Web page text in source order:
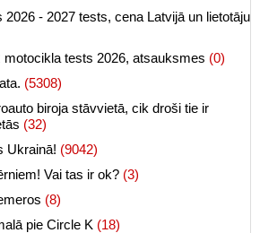
2026 - 2027 tests, cena Latvijā un lietotāju
motocikla tests 2026, atsauksmes (0)
(5308)
biroja stāvvietā, cik droši tie ir
(32)
Ukrainā! (9042)
Vai tas ir ok? (3)
(8)
pie Circle K (18)